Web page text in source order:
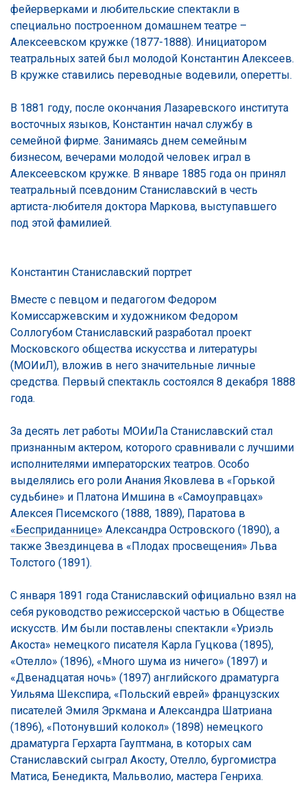
фейерверками и любительские спектакли в
специально построенном домашнем театре –
Алексеевском кружке (1877-1888). Инициатором
театральных затей был молодой Константин Алексеев.
В кружке ставились переводные водевили, оперетты.
В 1881 году, после окончания Лазаревского института
восточных языков, Константин начал службу в
семейной фирме. Занимаясь днем семейным
бизнесом, вечерами молодой человек играл в
Алексеевском кружке. В январе 1885 года он принял
театральный псевдоним Станиславский в честь
артиста-любителя доктора Маркова, выступавшего
под этой фамилией.
Константин Станиславский портрет
Вместе с певцом и педагогом Федором
Комиссаржевским и художником Федором
Соллогубом Станиславский разработал проект
Московского общества искусства и литературы
(МОИиЛ), вложив в него значительные личные
средства. Первый спектакль состоялся 8 декабря 1888
года.
За десять лет работы МОИиЛа Станиславский стал
признанным актером, которого сравнивали с лучшими
исполнителями императорских театров. Особо
выделялись его роли Анания Яковлева в «Горькой
судьбине» и Платона Имшина в «Самоуправцах»
Алексея Писемского (1888, 1889), Паратова в
«Бесприданнице» Александра Островского (1890), а
также Звездинцева в «Плодах просвещения» Льва
Толстого (1891).
С января 1891 года Станиславский официально взял на
себя руководство режиссерской частью в Обществе
искусств. Им были поставлены спектакли «Уриэль
Акоста» немецкого писателя Карла Гуцкова (1895),
«Отелло» (1896), «Много шума из ничего» (1897) и
«Двенадцатая ночь» (1897) английского драматурга
Уильяма Шекспира, «Польский еврей» французских
писателей Эмиля Эркмана и Александра Шатриана
(1896), «Потонувший колокол» (1898) немецкого
драматурга Герхарта Гауптмана, в которых сам
Станиславский сыграл Акосту, Отелло, бургомистра
Матиса, Бенедикта, Мальволио, мастера Генриха.